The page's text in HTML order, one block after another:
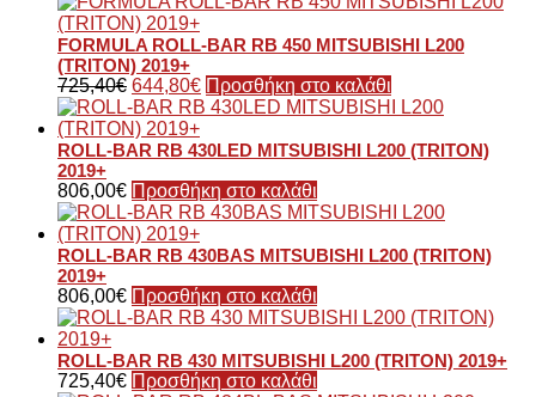
FORMULA ROLL-BAR RB 450 MITSUBISHI L200
(TRITON) 2019+
725,40€ 644,80€ Προσθήκη στο καλάθι
ROLL-BAR RB 430LED MITSUBISHI L200 (TRITON)
2019+
806,00€ Προσθήκη στο καλάθι
ROLL-BAR RB 430BAS MITSUBISHI L200 (TRITON)
2019+
806,00€ Προσθήκη στο καλάθι
ROLL-BAR RB 430 MITSUBISHI L200 (TRITON) 2019+
725,40€ Προσθήκη στο καλάθι